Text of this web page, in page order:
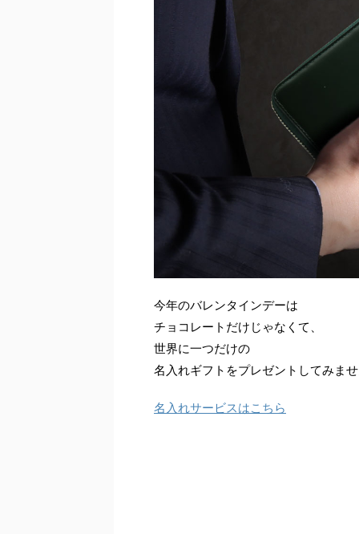
今年のバレンタインデーは
チョコレートだけじゃなくて、
世界に一つだけの
名入れギフトをプレゼントしてみま
名入れサービスはこちら